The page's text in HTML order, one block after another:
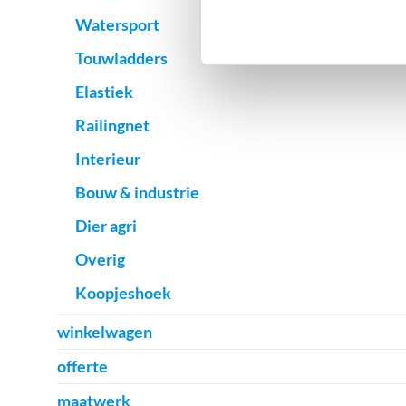
Watersport
Touwladders
Elastiek
Railingnet
Interieur
Bouw & industrie
Dier agri
Overig
Koopjeshoek
winkelwagen
offerte
maatwerk